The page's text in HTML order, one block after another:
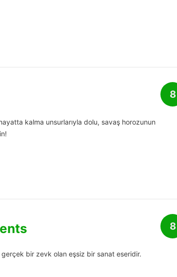
8
kalma unsurlarıyla dolu, savaş horozunun
8
bir zevk olan eşsiz bir sanat eseridir.